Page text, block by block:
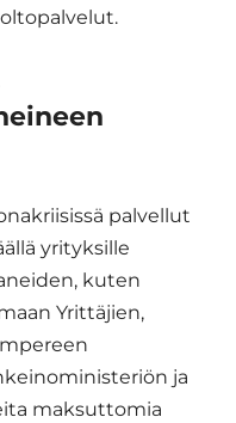
palvellut
yrityksille
kuten
Yrittäjien,
ja
maksuttomia